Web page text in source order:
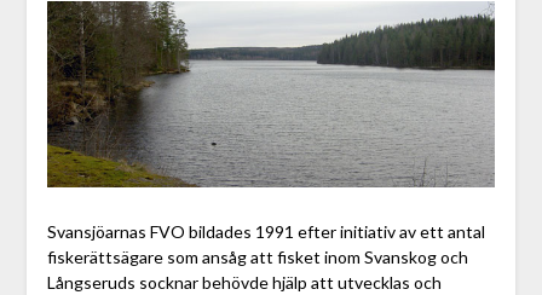
Svansjöarnas FVO bildades 1991 efter initiativ av ett antal
fiskerättsägare som ansåg att fisket inom Svanskog och
Långseruds socknar behövde hjälp att utvecklas och